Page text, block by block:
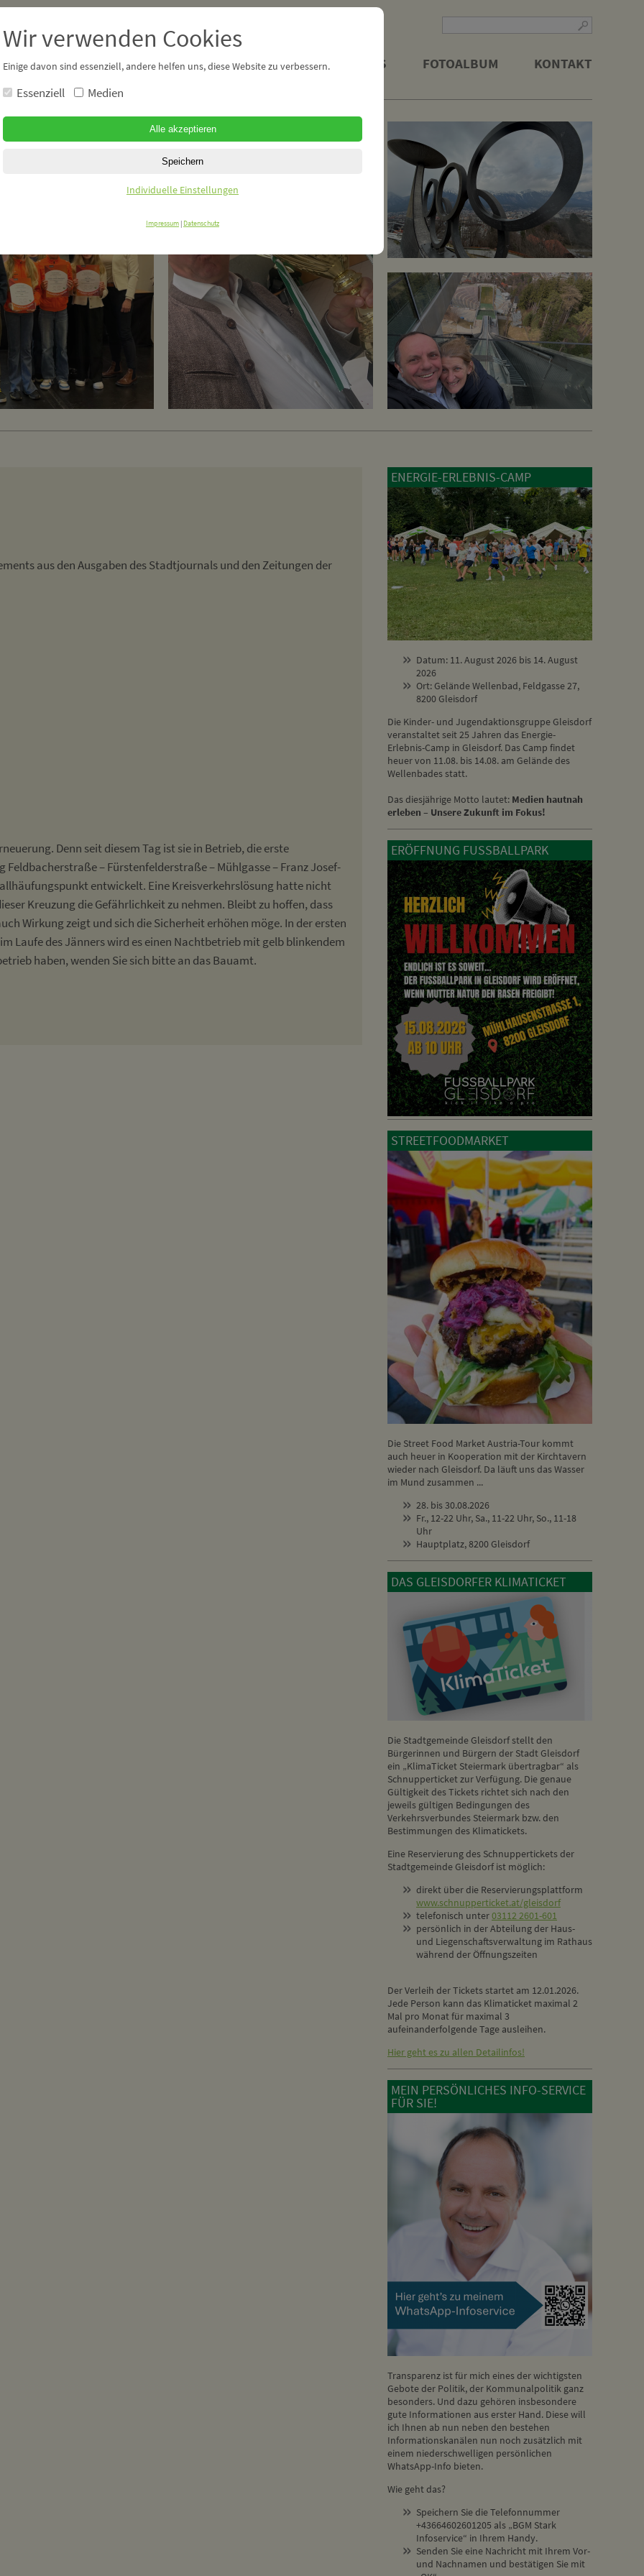
KONTAKT
FOTOALBUM
POLITISCHES
Mein Team
News aus dem Parlament
Vorhaben der Zukunft
Das Projekt "Einbahnring"
Links
PERSÖNLICH
Ganz persönlich
Meine Meinung
aus den Ausgaben des Stadtjournals und den Zeitungen der
Denn seit diesem Tag ist sie in Betrieb, die erste
– Fürstenfelderstraße – Mühlgasse – Franz Josef-
entwickelt. Eine Kreisverkehrslösung hatte nicht
Kreuzung die Gefährlichkeit zu nehmen. Bleibt zu hoffen, dass
Wirkung zeigt und sich die Sicherheit erhöhen möge. In der ersten
Laufe des Jänners wird es einen Nachtbetrieb mit gelb blinkendem
haben, wenden Sie sich bitte an das Bauamt.
ENERGIE-ERLEBNIS-CAMP
Datum: 11. August 2026 bis 14. August
2026
Ort: Gelände Wellenbad, Feldgasse 27,
8200 Gleisdorf
Die Kinder- und Jugendaktionsgruppe Gleisdorf
veranstaltet seit 25 Jahren das Energie-
Erlebnis-Camp in Gleisdorf. Das Camp findet
heuer von 11.08. bis 14.08. am Gelände des
Wellenbades statt.
Das diesjährige Motto lautet: Medien hautnah
erleben – Unsere Zukunft im Fokus!
ERÖFFNUNG FUSSBALLPARK
STREETFOODMARKET
Die Street Food Market Austria-Tour kommt
auch heuer in Kooperation mit der Kirchtavern
wieder nach Gleisdorf. Da läuft uns das Wasser
im Mund zusammen ...
28. bis 30.08.2026
Fr., 12-22 Uhr, Sa., 11-22 Uhr, So., 11-18
Uhr
Hauptplatz, 8200 Gleisdorf
DAS GLEISDORFER KLIMATICKET
Die Stadtgemeinde Gleisdorf stellt den
Bürgerinnen und Bürgern der Stadt Gleisdorf
ein „KlimaTicket Steiermark übertragbar“ als
Schnupperticket zur Verfügung. Die genaue
Gültigkeit des Tickets richtet sich nach den
jeweils gültigen Bedingungen des
Verkehrsverbundes Steiermark bzw. den
Bestimmungen des Klimatickets.
Eine Reservierung des Schnuppertickets der
Stadtgemeinde Gleisdorf ist möglich:
direkt über die Reservierungsplattform
www.schnupperticket.at/gleisdorf
telefonisch unter03112 2601-601
persönlich in der Abteilung der Haus-
und Liegenschaftsverwaltung im Rathaus
während der Öffnungszeiten
Der Verleih der Tickets startet am 12.01.2026.
Jede Person kann das Klimaticket maximal 2
Mal pro Monat für maximal 3
aufeinanderfolgende Tage ausleihen.
Hier geht es zu allen Detailinfos!
MEIN PERSÖNLICHES INFO-SERVICE
FÜR SIE!
Transparenz ist für mich eines der wichtigsten
Gebote der Politik, der Kommunalpolitik ganz
besonders. Und dazu gehören insbesondere
gute Informationen aus erster Hand. Diese will
ich Ihnen ab nun neben den bestehen
Informationskanälen nun noch zusätzlich mit
einem niederschwelligen persönlichen
WhatsApp-Info bieten.
Wie geht das?
Speichern Sie die Telefonnummer
+43664602601205 als „BGM Stark
Infoservice“ in Ihrem Handy.
Senden Sie eine Nachricht mit Ihrem Vor-
und Nachnamen und bestätigen Sie mit
Wir verwenden Cookies
Einige davon sind essenziell, andere helfen uns, diese Website zu verbessern.
Essenziell Medien
Individuelle Einstellungen
Impressum | Datenschutz